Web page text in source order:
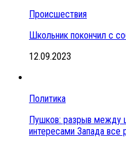
Происшествия
Школьник покончил с
12.09.2023
Политика
Пушков: разрыв между
интересами Запада все